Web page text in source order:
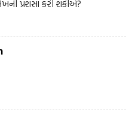
પ્રશંસા કરી શકીએ?